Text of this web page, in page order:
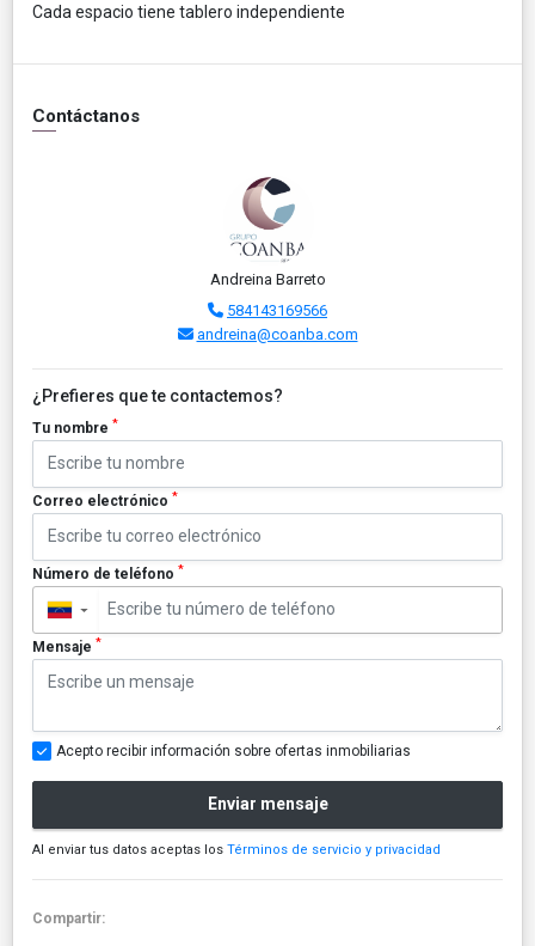
Cada espacio tiene tablero independiente
Contáctanos
Andreina Barreto
584143169566
andreina@coanba.com
¿Prefieres que te contactemos?
Tu nombre *
Correo electrónico *
Número de teléfono *
▼
Mensaje *
Acepto recibir información sobre ofertas inmobiliarias
Enviar mensaje
Al enviar tus datos aceptas los Términos de servicio y privacidad
Compartir: